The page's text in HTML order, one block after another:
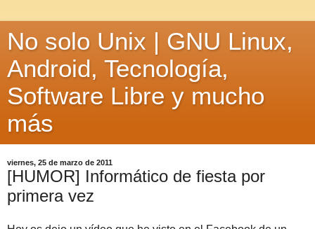
No solo Unix | GNU Linux,
Android, Tecnología,
Software Libre y mucho
más
viernes, 25 de marzo de 2011
[HUMOR] Informático de fiesta por
primera vez